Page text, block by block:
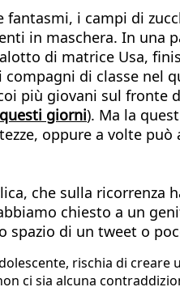
i campi di
in maschera. In
di matrice Usa,
di classe nel
più giovani sul fronte
giorni). Ma la
oppure a volte
che sulla
chiesto a un
spazio di un tweet o
rischia di
ci sia alcuna